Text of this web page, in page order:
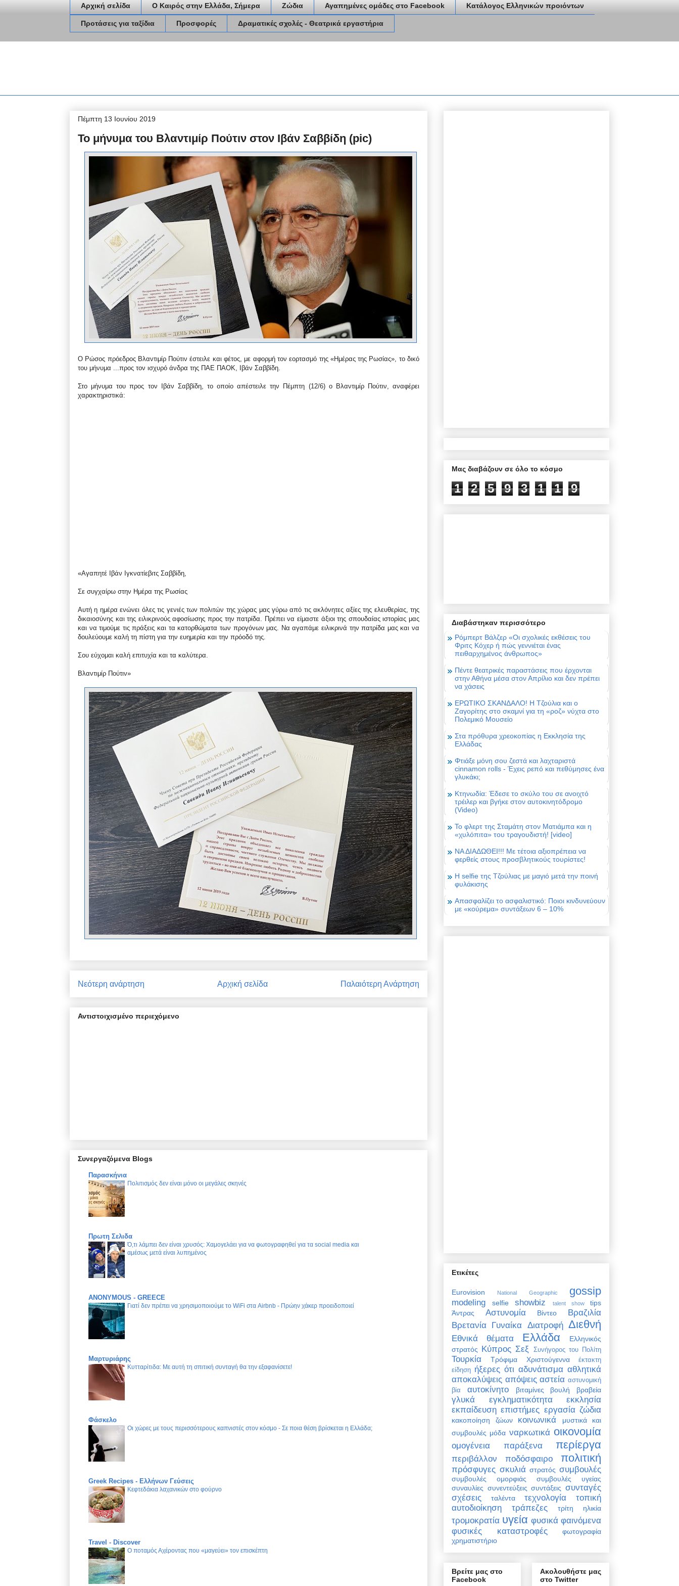
Αρχική σελίδα Ο Καιρός στην Ελλάδα, Σήμερα Ζώδια Αγαπημένες ομάδες στο Facebook Κατάλογος Ελληνικών προιόντων
Προτάσεις για ταξίδια Προσφορές Δραματικές σχολές - Θεατρικά εργαστήρια
Πέμπτη 13 Ιουνίου 2019
Το μήνυμα του Βλαντιμίρ Πούτιν στον Ιβάν Σαββίδη (pic)
Ο Ρώσος πρόεδρος Βλαντιμίρ Πούτιν έστειλε και φέτος, με αφορμή τον εορτασμό της «Ημέρας της Ρωσίας», το δικό
του μήνυμα ...προς τον ισχυρό άνδρα της ΠΑΕ ΠΑΟΚ, Ιβάν Σαββίδη.
Στο μήνυμα του προς τον Ιβάν Σαββίδη, το οποίο απέστειλε την Πέμπτη (12/6) ο Βλαντιμίρ Πούτιν, αναφέρει
χαρακτηριστικά:
«Αγαπητέ Ιβάν Ιγκνατίεβιτς Σαββίδη,
Σε συγχαίρω στην Ημέρα της Ρωσίας
Αυτή η ημέρα ενώνει όλες τις γενιές των πολιτών της χώρας μας γύρω από τις ακλόνητες αξίες της ελευθερίας, της
δικαιοσύνης και της ειλικρινούς αφοσίωσης προς την πατρίδα. Πρέπει να είμαστε άξιοι της σπουδαίας ιστορίας μας
και να τιμούμε τις πράξεις και τα κατορθώματα των προγόνων μας. Να αγαπάμε ειλικρινά την πατρίδα μας και να
δουλεύουμε καλή τη πίστη για την ευημερία και την πρόοδό της.
Σου εύχομαι καλή επιτυχία και τα καλύτερα.
Βλαντιμίρ Πούτιν»
Νεότερη ανάρτηση Παλαιότερη Ανάρτηση
Αρχική σελίδα
Αντιστοιχισμένο περιεχόμενο
Συνεργαζόμενα Blogs
Παρασκήνια
Πολιτισμός δεν είναι μόνο οι μεγάλες σκηνές
Πρωτη Σελιδα
Ό,τι λάμπει δεν είναι χρυσός: Χαμογελάει για να φωτογραφηθεί για τα social media και
αμέσως μετά είναι λυπημένος
ANONYMOUS - GREECE
Γιατί δεν πρέπει να χρησιμοποιούμε το WiFi στα Airbnb - Πρώην χάκερ προειδοποιεί
Μαρτυριάρης
Κυτταρίτιδα: Με αυτή τη σπιτική συνταγή θα την εξαφανίσετε!
Φάσκελο
Οι χώρες με τους περισσότερους καπνιστές στον κόσμο - Σε ποια θέση βρίσκεται η Ελλάδα;
Greek Recipes - Ελλήνων Γεύσεις
Κεφτεδάκια λαχανικών στο φούρνο
Travel - Discover
Ο ποταμός Αχέροντας που «μαγεύει» τον επισκέπτη
Μας διαβάζουν σε όλο το κόσμο
1 2 5 9 3 1 1 9
Διαβάστηκαν περισσότερο
Ρόμπερτ Βάλζερ «Οι σχολικές εκθέσεις του
Φριτς Κόχερ ή πώς γεννιέται ένας
πειθαρχημένος άνθρωπος»
Πέντε θεατρικές παραστάσεις που έρχονται
στην Αθήνα μέσα στον Απρίλιο και δεν πρέπει
να χάσεις
ΕΡΩΤΙΚΟ ΣΚΑΝΔΑΛΟ! Η Τζούλια και ο
Ζαγορίτης στο σκαμνί για τη «ροζ» νύχτα στο
Πολεμικό Μουσείο
Στα πρόθυρα χρεοκοπίας η Εκκλησία της
Ελλάδας
Φτιάξε μόνη σου ζεστά και λαχταριστά
cinnamon rolls - Έχεις ρεπό και πεθύμησες ένα
γλυκάκι;
Κτηνωδία: Έδεσε το σκύλο του σε ανοιχτό
τρέιλερ και βγήκε στον αυτοκινητόδρομο
(Video)
Το φλερτ της Σταμάτη στον Ματιάμπα και η
«χυλόπιτα» του τραγουδιστή! [video]
ΝΑ ΔΙΑΔΩΘΕΙ!!! Με τέτοια αξιοπρέπεια να
φερθείς στους προσβλητικούς τουρίστες!
Η selfie της Τζούλιας με μαγιό μετά την ποινή
φυλάκισης
Απασφαλίζει το ασφαλιστικό: Ποιοι κινδυνεύουν
με «κούρεμα» συντάξεων 6 – 10%
Ετικέτες
Eurovision National Geographic gossip
modeling selfie showbiz talent show
tips
Άντρας
Αστυνομία Βίντεο
Βραζιλία
Βρετανία Γυναίκα Διατροφή Διεθνή
Εθνικά θέματα Ελλάδα
Ελληνικός
στρατός Κύπρος Σεξ Συνήγορος του Πολίτη
Τουρκία Τρόφιμα Χριστούγεννα
έκτακτη
είδηση ήξερες ότι αδυνάτισμα αθλητικά
αποκαλύψεις απόψεις αστεία αστυνομική
βία
αυτοκίνητο βιταμίνες βουλή βραβεία
γλυκά εγκληματικότητα
εκκλησία
εκπαίδευση επιστήμες εργασία ζώδια
κακοποίηση ζώων κοινωνικά
μυστικά και
συμβουλές μόδα ναρκωτικά οικονομία
ομογένεια παράξενα περίεργα
περιβάλλον ποδόσφαιρο πολιτική
πρόσφυγες σκυλιά στρατός συμβουλές
συμβουλές ομορφιάς
συμβουλές υγείας
συναυλίες συνεντεύξεις συντάξεις συνταγές
σχέσεις
ταλέντα τεχνολογία
τοπική
αυτοδιοίκηση
τράπεζες τρίτη ηλικία
τρομοκρατία υγεία φυσικά φαινόμενα
φυσικές καταστροφές
φωτογραφία
χρηματιστήριο
Βρείτε μας στο
Facebook
Ακολουθήστε μας
στο Twitter